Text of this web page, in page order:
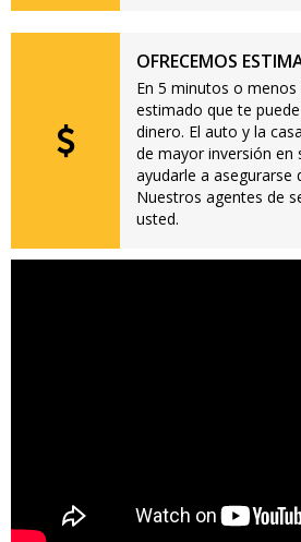
OFRECEMOS
En 5 minutos o
estimado que te
dinero. El auto y la
de mayor inversión en
ayudarle a asegurarse
Nuestros agentes de
usted.